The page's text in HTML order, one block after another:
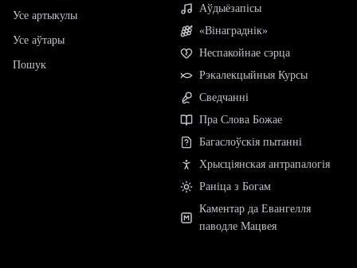
Каментар да Евангелля